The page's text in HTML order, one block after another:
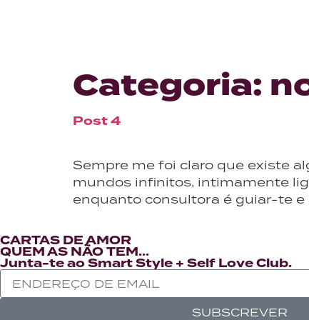
Categoria:
Post 4
Sempre me foi claro que existe
mundos infinitos, intimamente
enquanto consultora é guiar-te
CARTAS DE AMOR
QUEM AS NÃO TEM...
Junta-te ao Smart Style + Self Love Club.
SUBSCREVER